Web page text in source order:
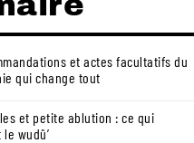
et actes facultatifs du
qui change tout
et petite ablution : ce qui
wudû’